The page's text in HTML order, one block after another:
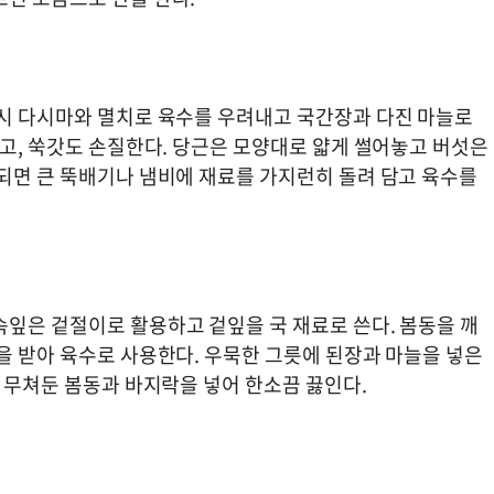
다시마와 멸치로 육수를 우려내고 국간장과 다진 마늘로
, 쑥갓도 손질한다. 당근은 모양대로 얇게 썰어놓고 버섯은
큰 뚝배기나 냄비에 재료를 가지런히 돌려 담고 육수를
은 겉절이로 활용하고 겉잎을 국 재료로 쓴다. 봄동을 깨
받아 육수로 사용한다. 우묵한 그릇에 된장과 마늘을 넣은
쳐둔 봄동과 바지락을 넣어 한소끔 끓인다.